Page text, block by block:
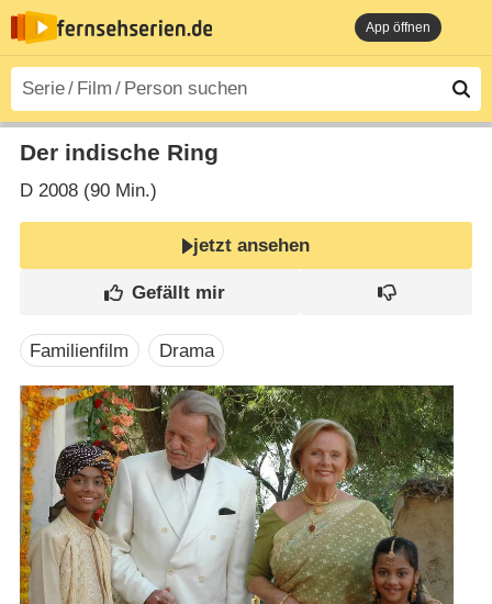
App öffnen
Der indische Ring
D2008 (90 Min.)
jetzt ansehen
Familienfilm Drama